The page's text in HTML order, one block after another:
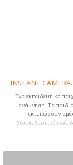
INSTANT CAMERA.
Ένα εκπαιδευτικό
ανάμνηση. Τα
εκτυπώσουν
διασκεδαστικά εφέ.